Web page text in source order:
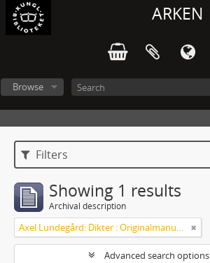
ARKEN
Browse
Filters
Showing 1 results
Archival description
Axel Lundegård: Dikter : Originalmanuskript
Advanced search options